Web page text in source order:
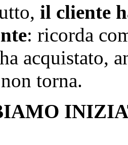
il cliente
: ricorda
acquistato,
torna.